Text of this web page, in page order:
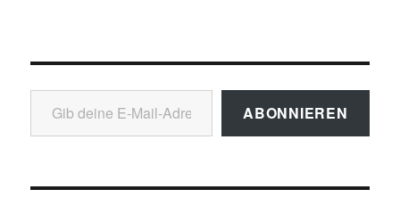
Gib deine E-Mail-Adresse ein ...
ABONNIEREN